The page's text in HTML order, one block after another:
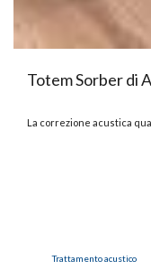
Totem Sorber di
La correzione acustica
Trattamento acustico